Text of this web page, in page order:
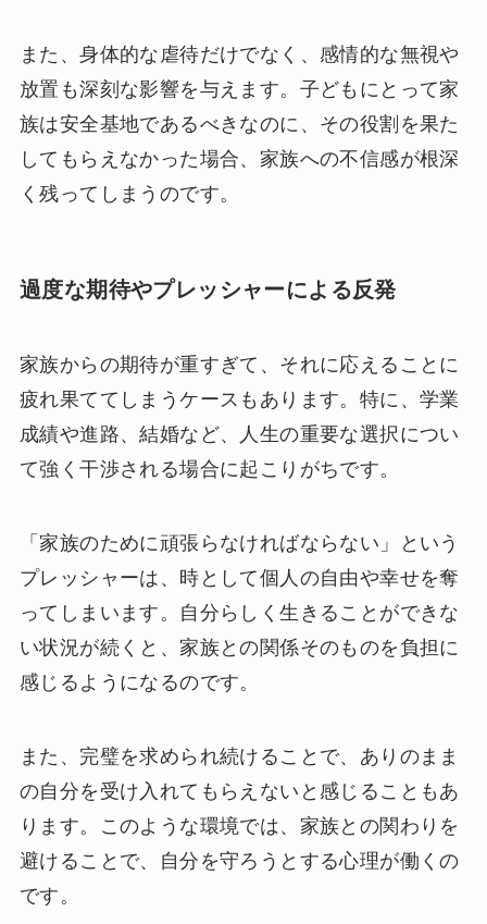
また、身体的な虐待だけでなく、感情的な無視や
放置も深刻な影響を与えます。子どもにとって家
族は安全基地であるべきなのに、その役割を果た
してもらえなかった場合、家族への不信感が根深
く残ってしまうのです。
過度な期待やプレッシャーによる反発
家族からの期待が重すぎて、それに応えることに
疲れ果ててしまうケースもあります。特に、学業
成績や進路、結婚など、人生の重要な選択につい
て強く干渉される場合に起こりがちです。
「家族のために頑張らなければならない」という
プレッシャーは、時として個人の自由や幸せを奪
ってしまいます。自分らしく生きることができな
い状況が続くと、家族との関係そのものを負担に
感じるようになるのです。
また、完璧を求められ続けることで、ありのまま
の自分を受け入れてもらえないと感じることもあ
ります。このような環境では、家族との関わりを
避けることで、自分を守ろうとする心理が働くの
です。